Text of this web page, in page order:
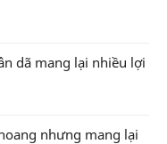
dã mang lại nhiều lợi
nhưng mang lại